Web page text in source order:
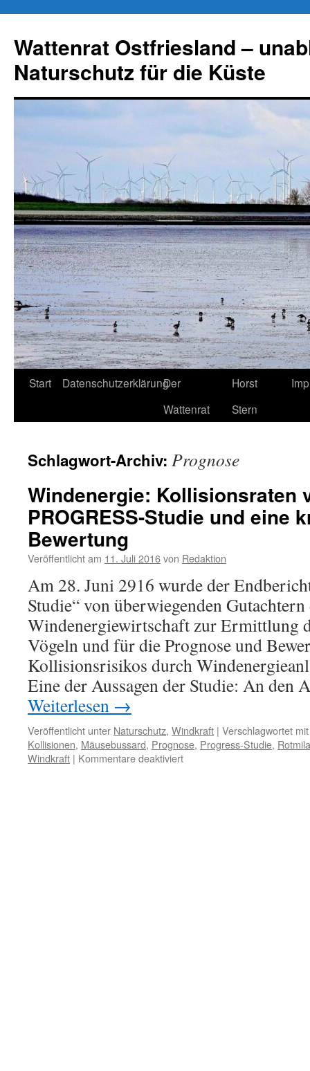
springen
Wattenrat Ostfriesland –
Naturschutz für die Küste
Start DatenschutzerklärungDer
Wattenrat
Horst
Stern
Schlagwort-Archiv: Prognose
Windenergie: Kollisionsraten
PROGRESS-Studie und eine
Bewertung
Veröffentlicht am 11. Juli 2016von Redaktion
Am 28. Juni 2916 wurde der
Studie“ von überwiegenden Gutachtern
Windenergiewirtschaft zur Ermittlung
Vögeln und für die Prognose und
Kollisionsrisikos durch
Eine der Aussagen der Studie: An
Weiterlesen →
Veröffentlicht unter Naturschutz, Windkraft | Verschlagwortet mit
Kollisionen, Mäusebussard, Prognose, Progress-Studie,
Windkraft | Kommentare deaktiviertfür